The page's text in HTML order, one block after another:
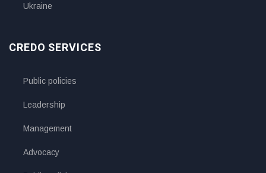
Ukraine
CREDO SERVICES
Public policies
Leadership
Management
Advocacy